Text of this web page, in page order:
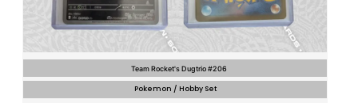
Team Rocket's Dugtrio #206
Pokemon / Hobby Set